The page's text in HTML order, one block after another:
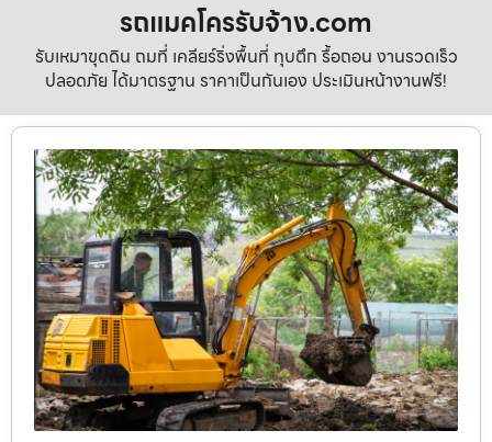
รถแมคโครรับจ้าง.com
รับเหมาขุดดิน ถมที่ เคลียร์ริ่งพื้นที่ ทุบตึก รื้อถอน งานรวดเร็ว
ปลอดภัย ได้มาตรฐาน ราคาเป็นกันเอง ประเมินหน้างานฟรี!